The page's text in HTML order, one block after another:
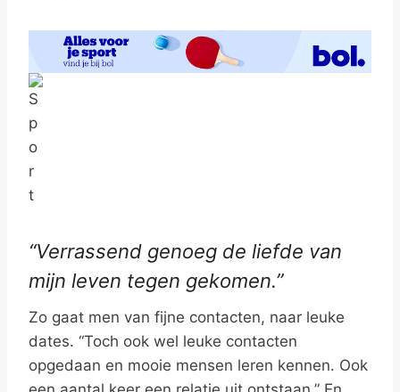
“Verrassend genoeg de liefde van
mijn leven tegen gekomen.”
Zo gaat men van fijne contacten, naar leuke
dates. “Toch ook wel leuke contacten
opgedaan en mooie mensen leren kennen. Ook